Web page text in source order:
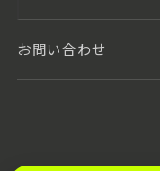
お問い合わせ